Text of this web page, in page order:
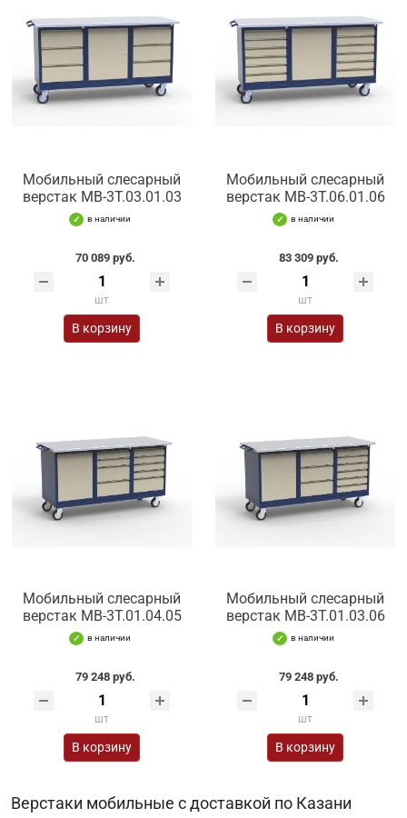
Мобильный слесарный
верстак МВ-3Т.03.01.03
в наличии
70 089 руб.
шт
В корзину
Мобильный слесарный
верстак МВ-3Т.06.01.06
в наличии
83 309 руб.
шт
В корзину
Мобильный слесарный
верстак МВ-3Т.01.04.05
в наличии
79 248 руб.
шт
В корзину
Мобильный слесарный
верстак МВ-3Т.01.03.06
в наличии
79 248 руб.
шт
В корзину
Верстаки мобильные с доставкой по Казани